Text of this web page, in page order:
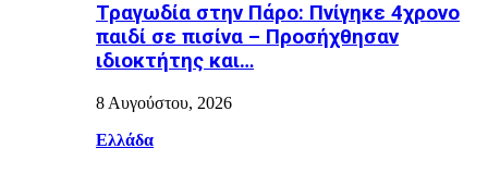
Τραγωδία στην Πάρο: Πνίγηκε 4χρονο
παιδί σε πισίνα – Προσήχθησαν
ιδιοκτήτης και…
8 Αυγούστου, 2026
Ελλάδα